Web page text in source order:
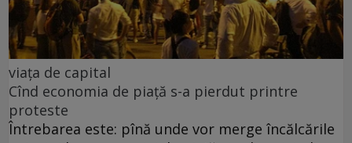
viața de capital
Cînd economia de piață s-a pierdut printre
proteste
Întrebarea este: pînă unde vor merge încălcările